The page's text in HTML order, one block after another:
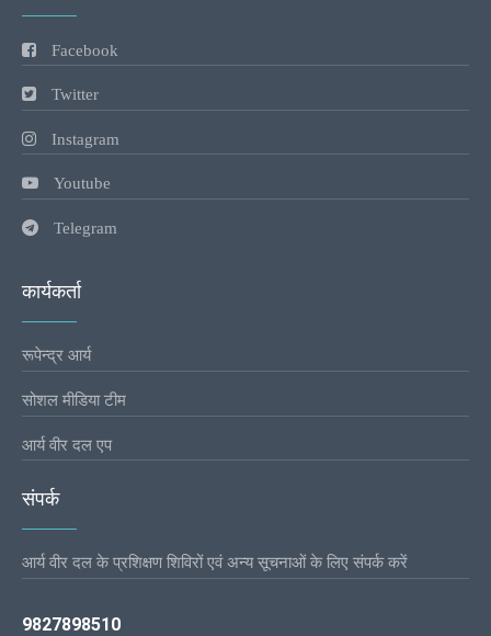
Facebook
Twitter
Instagram
Youtube
Telegram
कार्यकर्ता
रूपेन्द्र आर्य
सोशल मीडिया टीम
आर्य वीर दल एप
संपर्क
आर्य वीर दल के प्रशिक्षण शिविरों एवं अन्य सूचनाओं के लिए संपर्क करें
9827898510